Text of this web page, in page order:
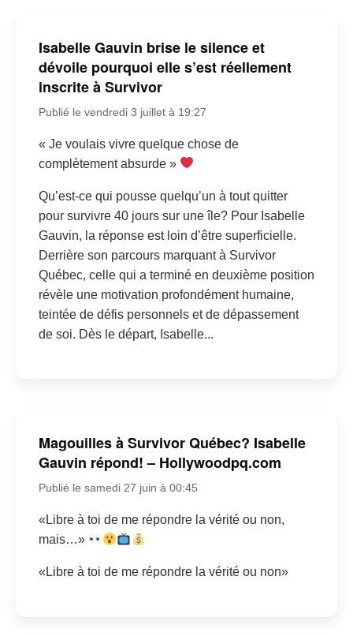
Isabelle Gauvin brise le silence et
dévoile pourquoi elle s’est réellement
inscrite à Survivor
Publié le vendredi 3 juillet à 19:27
« Je voulais vivre quelque chose de
complètement absurde »
Qu’est-ce qui pousse quelqu’un à tout quitter
pour survivre 40 jours sur une île? Pour Isabelle
Gauvin, la réponse est loin d’être superficielle.
Derrière son parcours marquant à Survivor
Québec, celle qui a terminé en deuxième position
révèle une motivation profondément humaine,
teintée de défis personnels et de dépassement
de soi. Dès le départ, Isabelle...
Magouilles à Survivor Québec? Isabelle
Gauvin répond! – Hollywoodpq.com
Publié le samedi 27 juin à 00:45
«Libre à toi de me répondre la vérité ou non,
mais…»
«Libre à toi de me répondre la vérité ou non»